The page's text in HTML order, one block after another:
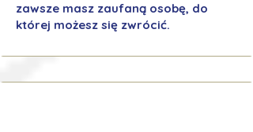
zawsze masz zaufaną osobę, do
której możesz się zwrócić.